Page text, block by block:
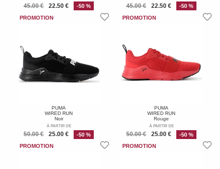
45.00 € 22.50 € -50 % 45.00 € 22.50 € -50 %
PUMA
WIRED RUN
Noir
À PARTIR DE
50.00 € 25.00 € -50 %
PUMA
WIRED RUN
Rouge
À PARTIR DE
50.00 € 25.00 € -50 %